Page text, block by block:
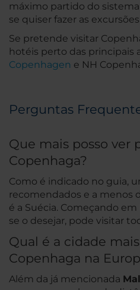
máximo partido do
se quiser fazer as
Se pretende visitar
hotéis perto das principais
Copenhagen e NH
Perguntas
Que mais posso ver
Copenhaga?
Como é indicado no guia,
recomendados e a menos
é a Suécia. Começando
se o desejar, pode visitar
Qual é a cidade
Copenhaga na
Além da já mencionada